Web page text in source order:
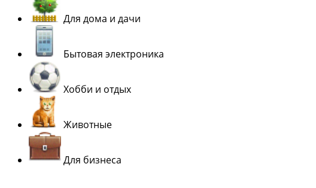
Для дома и дачи
Бытовая электроника
Хобби и отдых
Животные
Для бизнеса